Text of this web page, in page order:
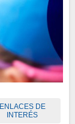
ENLACES DE
INTERÉS